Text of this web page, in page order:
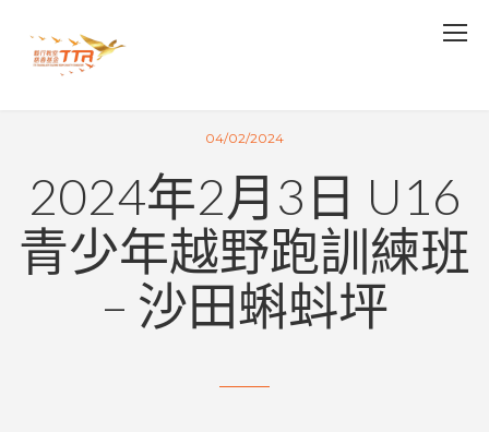
04/02/2024
2024年2月3日 U16
青少年越野跑訓練班
– 沙田蝌蚪坪